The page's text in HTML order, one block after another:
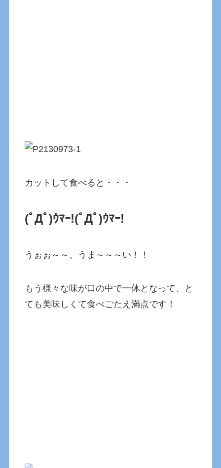
カットして食べると・・・
(ﾟДﾟ)ｳﾏｰ!(ﾟДﾟ)ｳﾏｰ!
うぉぉ～～、うま～～～い！！
もう様々な味が口の中で一体となって、と
ても美味しくて食べごたえ満点です！